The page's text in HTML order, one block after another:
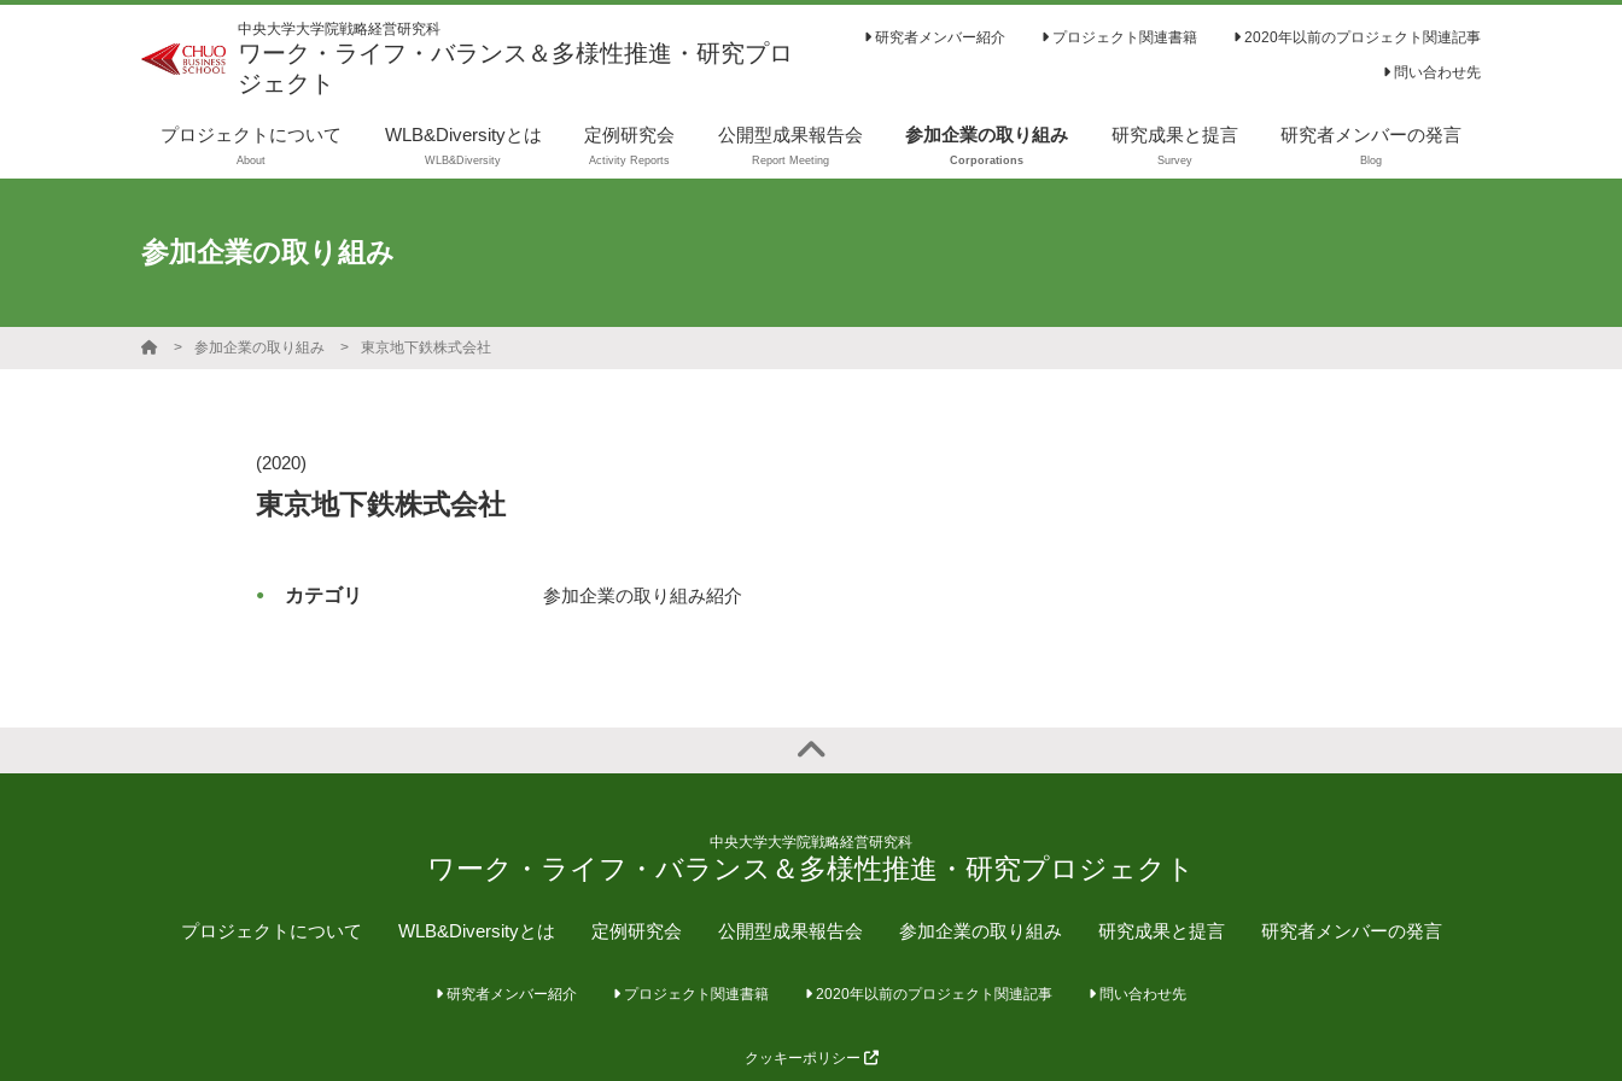
中央大学大学院戦略経営研究科
ワーク・ライフ・バランス＆多様性推進・研究プロ
ジェクト
研究者メンバー紹介 プロジェクト関連書籍 2020年以前のプロジェクト関連記事
問い合わせ先
プロジェクトについて
About
WLB&Diversityとは
WLB&Diversity
定例研究会
Activity Reports
公開型成果報告会
Report Meeting
参加企業の取り組み
Corporations
研究成果と提言
Survey
研究者メンバーの発言
Blog
参加企業の取り組み
参加企業の取り組み 東京地下鉄株式会社
(2020)
東京地下鉄株式会社
カテゴリ 参加企業の取り組み紹介
中央大学大学院戦略経営研究科
ワーク・ライフ・バランス＆多様性推進・研究プロジェクト
プロジェクトについて WLB&Diversityとは 定例研究会 公開型成果報告会 参加企業の取り組み 研究成果と提言 研究者メンバーの発言
研究者メンバー紹介 プロジェクト関連書籍 2020年以前のプロジェクト関連記事 問い合わせ先
クッキーポリシー